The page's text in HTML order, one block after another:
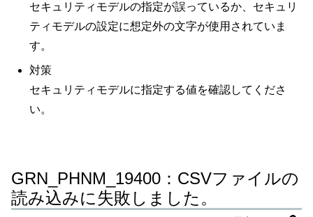
セキュリティモデルの指定が誤っているか、セキュリ
ティモデルの設定に想定外の文字が使用されていま
す。
対策
セキュリティモデルに指定する値を確認してくださ
い。
GRN_PHNM_19400：CSVファイルの
読み込みに失敗しました。